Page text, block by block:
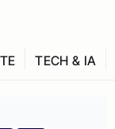
TECH & IA